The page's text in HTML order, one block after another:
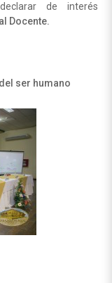
de interés
Docente.
ser humano